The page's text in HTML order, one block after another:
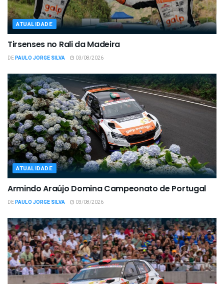
ATUALIDADE
Tirsenses no Rali da Madeira
DEPAULO JORGE SILVA 03/08/2026
ATUALIDADE
Armindo Araújo Domina Campeonato de Portugal
DEPAULO JORGE SILVA 03/08/2026